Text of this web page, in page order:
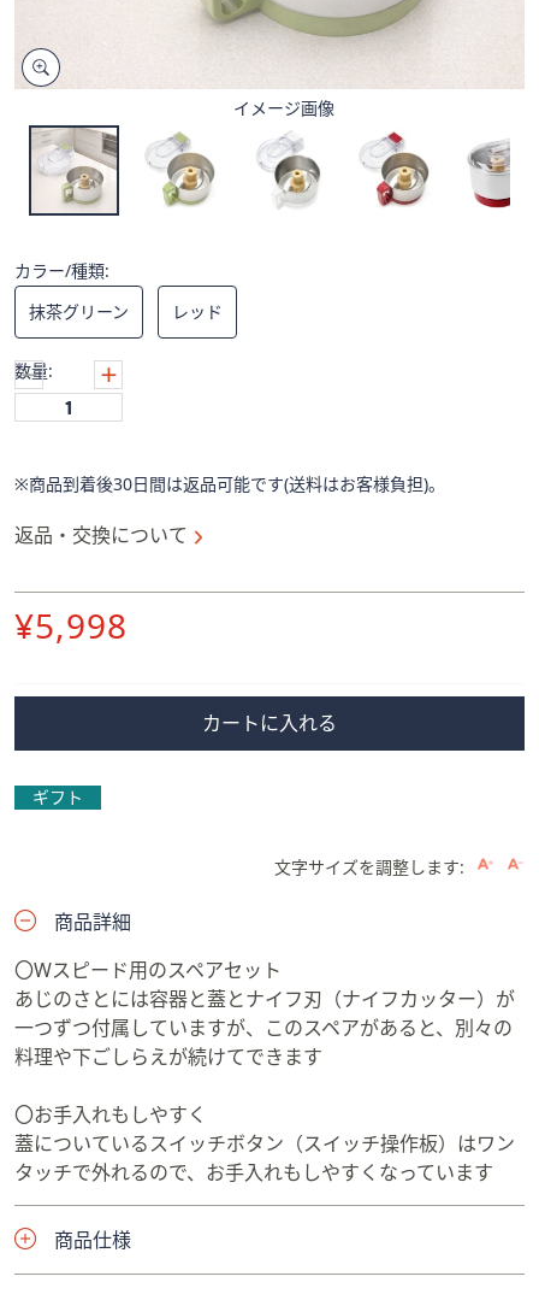
バ
イ
で
ワ
イ
プ
し
て
閲
で
ま
イメージ画像
カラー/種類:
抹茶グリーン
レッド
数量:
※商品到着後30日間は返品可能です(送料はお客様負担)。
返品・交換について
削
¥5,998
カートに入れる
ギフト
文字サイズを調整します:
商品詳細
〇Wスピード用のスペアセット
あじのさとには容器と蓋とナイフ刃（ナイフカッター）が
一つずつ付属していますが、このスペアがあると、別々の
料理や下ごしらえが続けてできます
〇お手入れもしやすく
蓋についているスイッチボタン（スイッチ操作板）はワン
タッチで外れるので、お手入れもしやすくなっています
商品仕様